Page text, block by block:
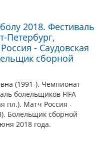
2018. Фестиваль
Петербург,
- Саудовская
сборной
(1991-). Чемпионат
болельщиков FIFA
пл.). Матч Россия -
Болельщик сборной
2018 года.